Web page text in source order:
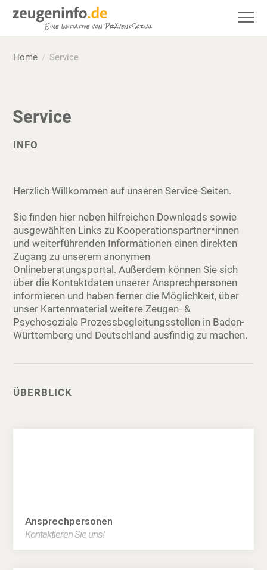
Home Service
Service
INFO
Herzlich Willkommen auf unseren Service-Seiten.
Sie finden hier neben hilfreichen Downloads sowie
ausgewählten Links zu Kooperationspartner*innen
und weiterführenden Informationen einen direkten
Zugang zu unserem anonymen
Onlineberatungsportal. Außerdem können Sie sich
über die Kontaktdaten unserer Ansprechpersonen
informieren und haben ferner die Möglichkeit, über
unser Kartenmaterial weitere Zeugen- &
Psychosoziale Prozessbegleitungsstellen in Baden-
Württemberg und Deutschland ausfindig zu machen.
ÜBERBLICK
Ansprechpersonen
Kontaktieren Sie uns!